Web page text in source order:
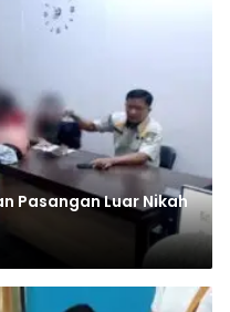
Pasangan Luar Nikah